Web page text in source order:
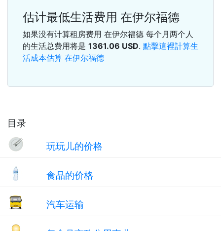
目录
玩玩儿的价格
食品的价格
汽车运输
估计最低生活费用 在伊尔福德
如果没有计算租房费用 在伊尔福德 每个月两个人
的生活总费用将是 1361.06 USD. 點擊這裡計算生
活成本估算 在伊尔福德